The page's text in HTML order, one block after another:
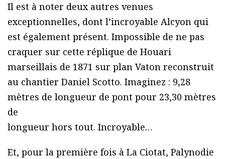
Il est à noter deux autres venues
exceptionnelles, dont l’incroyable Alcyon qui
est également présent. Impossible de ne pas
craquer sur cette réplique de Houari
marseillais de 1871 sur plan Vaton reconstruit
au chantier Daniel Scotto. Imaginez : 9,28
mètres de longueur de pont pour 23,30 mètres
de
longueur hors tout. Incroyable…
Et, pour la première fois à La Ciotat, Palynodie